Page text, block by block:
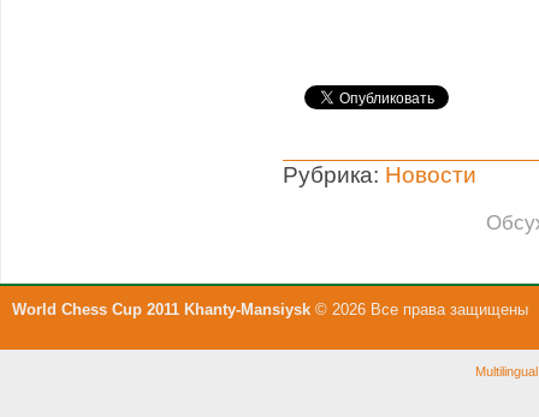
Рубрика: Новости
World Chess Cup 2011 Khanty-Mansiysk © 2026 Все права защищены